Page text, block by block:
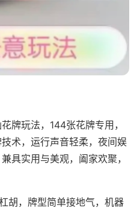
牌玩法，144张花牌专用，
术，运行声音轻柔，夜间娱
具实用与美观，阖家欢聚，
胡，牌型简单接地气，机器